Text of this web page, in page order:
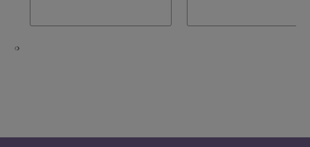
‹›